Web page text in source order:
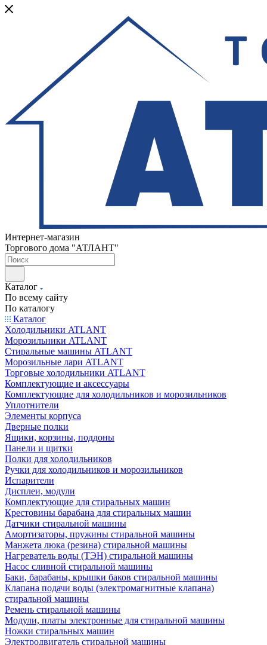
Интернет-магазин
Торгового дома "АТЛАНТ"
Каталог
По всему сайту
По каталогу
Каталог
Холодильники ATLANT
Морозильники ATLANT
Стиральные машины ATLANT
Морозильные лари ATLANT
Торговые холодильники ATLANT
Комплектующие и аксессуары
Комплектующие для холодильников и морозильников
Уплотнители
Элементы корпуса
Дверные полки
Ящики, корзины, поддоны
Панели и щитки
Полки для холодильников
Ручки для холодильников и морозильников
Испарители
Дисплеи, модули
Комплектующие для стиральных машин
Крестовины барабана для стиральных машин
Датчики стиральной машины
Амортизаторы, пружины стиральной машины
Манжета люка (резина) стиральной машины
Нагреватель воды (ТЭН) стиральной машины
Насос сливной стиральной машины
Баки, барабаны, крышки баков стиральной машины
Клапана подачи воды (электромагнитные клапана)
стиральной машины
Ремень стиральной машины
Модули, платы электронные для стиральной машины
Ножки стиральных машин
Электродвигатель стиральной машины